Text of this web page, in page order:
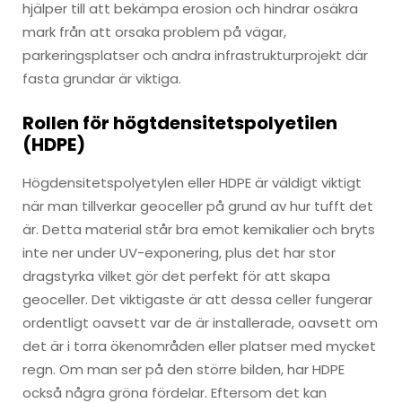
hjälper till att bekämpa erosion och hindrar osäkra
mark från att orsaka problem på vägar,
parkeringsplatser och andra infrastrukturprojekt där
fasta grundar är viktiga.
Rollen för högtdensitetspolyetilen
(HDPE)
Högdensitetspolyetylen eller HDPE är väldigt viktigt
när man tillverkar geoceller på grund av hur tufft det
är. Detta material står bra emot kemikalier och bryts
inte ner under UV-exponering, plus det har stor
dragstyrka vilket gör det perfekt för att skapa
geoceller. Det viktigaste är att dessa celler fungerar
ordentligt oavsett var de är installerade, oavsett om
det är i torra ökenområden eller platser med mycket
regn. Om man ser på den större bilden, har HDPE
också några gröna fördelar. Eftersom det kan